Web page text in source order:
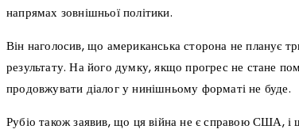
напрямах зовнішньої політики.
Він наголосив, що американська сторона не планує
результату. На його думку, якщо прогрес не стане
продовжувати діалог у нинішньому форматі не буде.
Рубіо також заявив, що ця війна не є справою США, і